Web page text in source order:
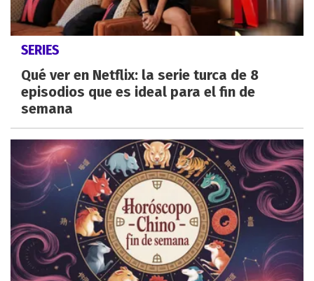
SERIES
Qué ver en Netflix: la serie turca de 8
episodios que es ideal para el fin de
semana